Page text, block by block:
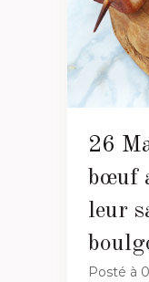
26
bœuf
leur
Posté à